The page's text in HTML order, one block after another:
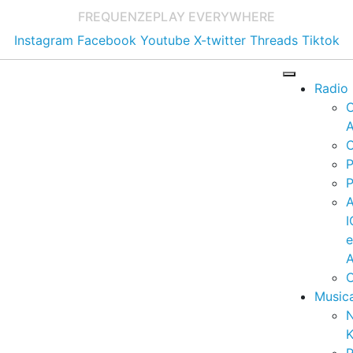
FREQUENZEPLAY EVERYWHERE
Instagram Facebook Youtube X-twitter Threads Tiktok
Radio
e